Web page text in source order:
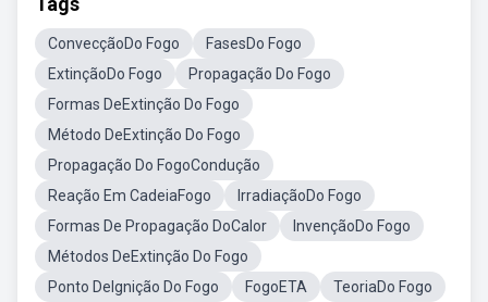
ConvecçãoDo Fogo
FasesDo Fogo
ExtinçãoDo Fogo
Propagação Do Fogo
Formas DeExtinção Do Fogo
Método DeExtinção Do Fogo
Propagação Do FogoCondução
Reação Em CadeiaFogo
IrradiaçãoDo Fogo
Formas De Propagação DoCalor
InvençãoDo Fogo
Métodos DeExtinção Do Fogo
Ponto DeIgnição Do Fogo
FogoETA
TeoriaDo Fogo